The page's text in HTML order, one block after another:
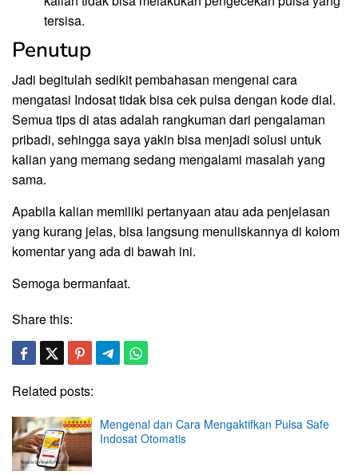
tersisa.
Penutup
Jadi begitulah sedikit pembahasan mengenai cara
mengatasi Indosat tidak bisa cek pulsa dengan kode dial.
Semua tips di atas adalah rangkuman dari pengalaman
pribadi, sehingga saya yakin bisa menjadi solusi untuk
kalian yang memang sedang mengalami masalah yang
sama.
Apabila kalian memiliki pertanyaan atau ada penjelasan
yang kurang jelas, bisa langsung menuliskannya di kolom
komentar yang ada di bawah ini.
Semoga bermanfaat.
Share this:
Related posts:
Mengenal dan Cara Mengaktifkan Pulsa Safe
Indosat Otomatis